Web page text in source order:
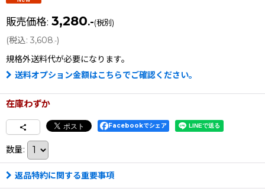
販売価格: 3,280.-(税別)
(税込: 3,608.-)
規格外送料代が必要になります。
送料オプション金額はこちらでご確認ください。
在庫わずか
Facebookでシェア
数量:
返品特約に関する重要事項